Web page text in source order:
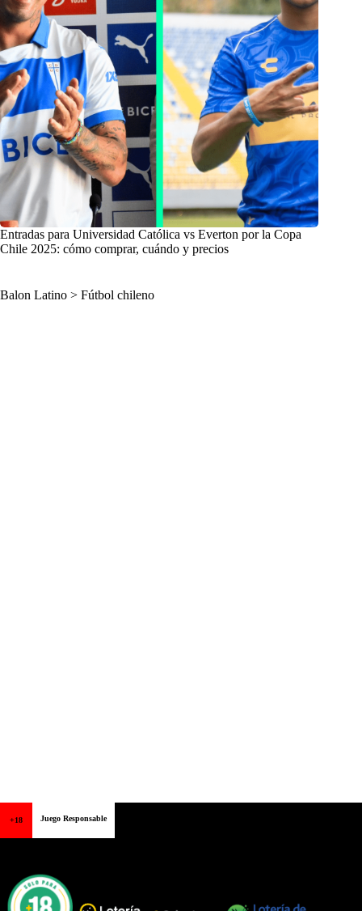
Entradas para Universidad Católica vs Everton por la Copa
Chile 2025: cómo comprar, cuándo y precios
Balon Latino > Fútbol chileno
+18 Juego Responsable